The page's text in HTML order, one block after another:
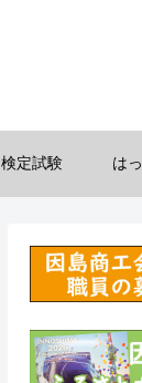
検定試験 は